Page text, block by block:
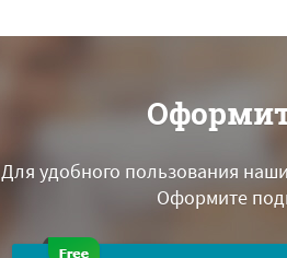
Для удобного пользования
Оформите